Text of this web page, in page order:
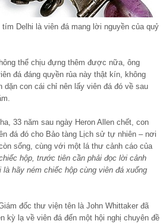
Delhi là viên đá mang lời nguyền của quỷ
thể chịu đựng thêm được nữa, ông
đá đáng quyền rủa này thật kín, không
dặn con cái chỉ nên lấy viên đá đó về sau
33 năm sau ngày Heron Allen chết, con
đá đó cho Bảo tàng Lịch sử tự nhiên – nơi
sống, cùng với một lá thư cảnh cáo của
hộp, trước tiên cần phải đọc lời cảnh
hãy ném chiếc hộp cùng viên đá xuống
đốc thư viện tên là John Whittaker đã
kỳ lạ về viên đá đến một hội nghị chuyên đề